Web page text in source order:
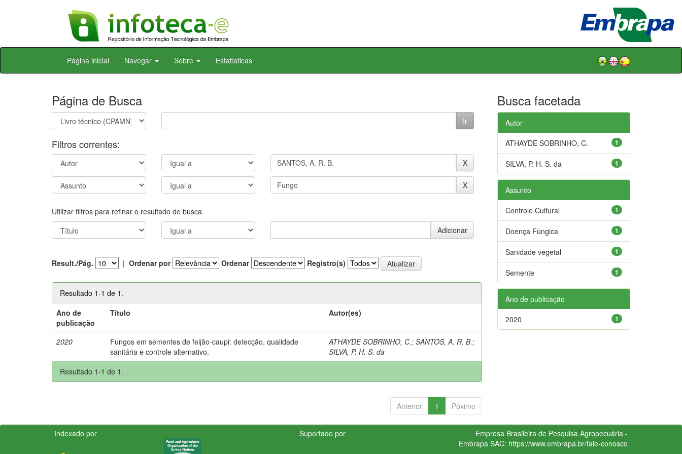
Skip
Página inicial Navegar Sobre Estatísticas
Página de Busca
Filtros correntes:
Utilizar filtros para refinar o resultado de busca.
Result./Pág. | Ordenar por Ordenar Registro(s)
Resultado 1-1 de 1.
Ano de
publicação
Título Autor(es)
2020
Fungos em sementes de feijão-caupi: detecção, qualidade
sanitária e controle alternativo.
ATHAYDE SOBRINHO, C.;SANTOS, A. R. B.;
SILVA, P. H. S. da
Resultado 1-1 de 1.
Anterior 1 Póximo
Busca facetada
Autor
1
ATHAYDE SOBRINHO, C.
1
SILVA, P. H. S. da
Assunto
1
Controle Cultural
1
Doença Fúngica
1
Sanidade vegetal
1
Semente
Ano de publicação
1
2020
Indexado por Suportado por
Empresa Brasileira de Pesquisa Agropecuária -
Embrapa SAC: https://www.embrapa.br/fale-conosco